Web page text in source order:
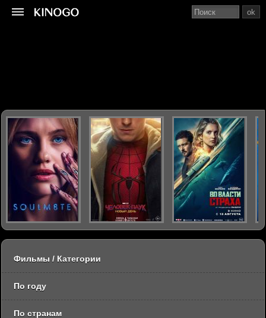
ok
Фильмы / Категории
По году
По странам